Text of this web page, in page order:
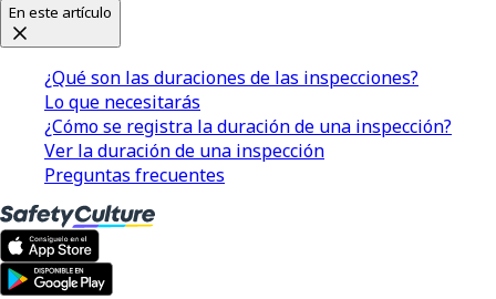
En este artículo
¿Qué son las duraciones de las inspecciones?
Lo que necesitarás
¿Cómo se registra la duración de una inspección?
Ver la duración de una inspección
Preguntas frecuentes